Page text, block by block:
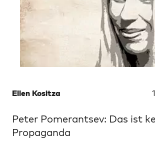
Ellen Kositza
Peter Pomerantsev: Das ist
Propaganda